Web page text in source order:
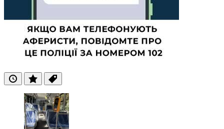
ОстанніПопулярні
Теги